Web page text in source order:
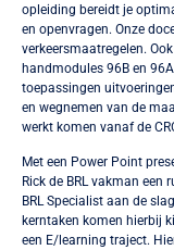
opleiding bereidt je
en openvragen. Onze
verkeersmaatregelen.
handmodules 96B en
toepassingen
en wegnemen van de
werkt komen vanaf de
Met een Power Point
Rick de BRL vakman
BRL Specialist aan de
kerntaken komen hierbij
een E/learning traject.